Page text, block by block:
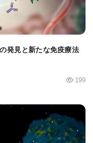
可能性
疫疾患 とは、本来
テムが、自分自身
。例えば、多発性
発見と新たな免疫療法
199